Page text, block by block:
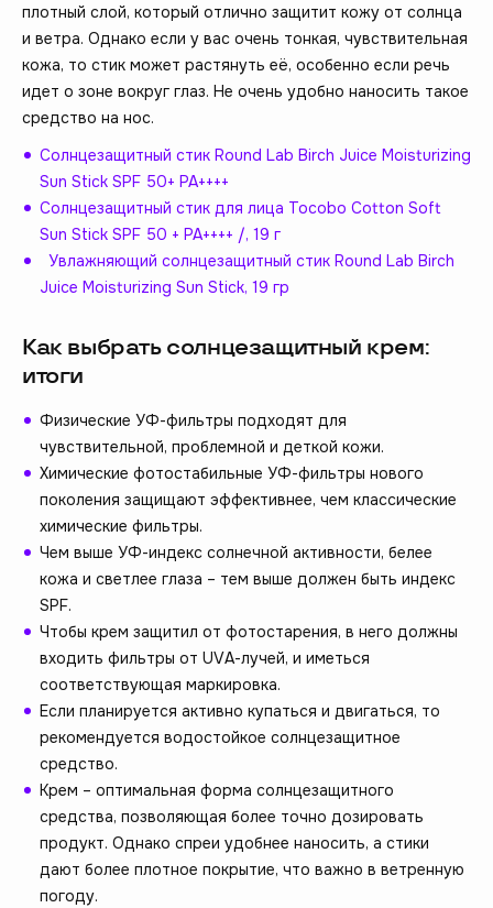
плотный слой, который отлично защитит кожу от солнца
и ветра. Однако если у вас очень тонкая, чувствительная
кожа, то стик может растянуть её, особенно если речь
идет о зоне вокруг глаз. Не очень удобно наносить такое
средство на нос.
Солнцезащитный стик Round Lab Birch Juice Moisturizing
Sun Stick SPF 50+ PA++++
Солнцезащитный стик для лица Tocobo Cotton Soft
Sun Stick SPF 50 + PA++++ /, 19 г
Увлажняющий солнцезащитный стик Round Lab Birch
Juice Moisturizing Sun Stick, 19 гр
Как выбрать солнцезащитный крем:
итоги
Физические УФ-фильтры подходят для
чувствительной, проблемной и деткой кожи.
Химические фотостабильные УФ-фильтры нового
поколения защищают эффективнее, чем классические
химические фильтры.
Чем выше УФ-индекс солнечной активности, белее
кожа и светлее глаза – тем выше должен быть индекс
SPF.
Чтобы крем защитил от фотостарения, в него должны
входить фильтры от UVА-лучей, и иметься
соответствующая маркировка.
Если планируется активно купаться и двигаться, то
рекомендуется водостойкое солнцезащитное
средство.
Крем – оптимальная форма солнцезащитного
средства, позволяющая более точно дозировать
продукт. Однако спреи удобнее наносить, а стики
дают более плотное покрытие, что важно в ветренную
погоду.